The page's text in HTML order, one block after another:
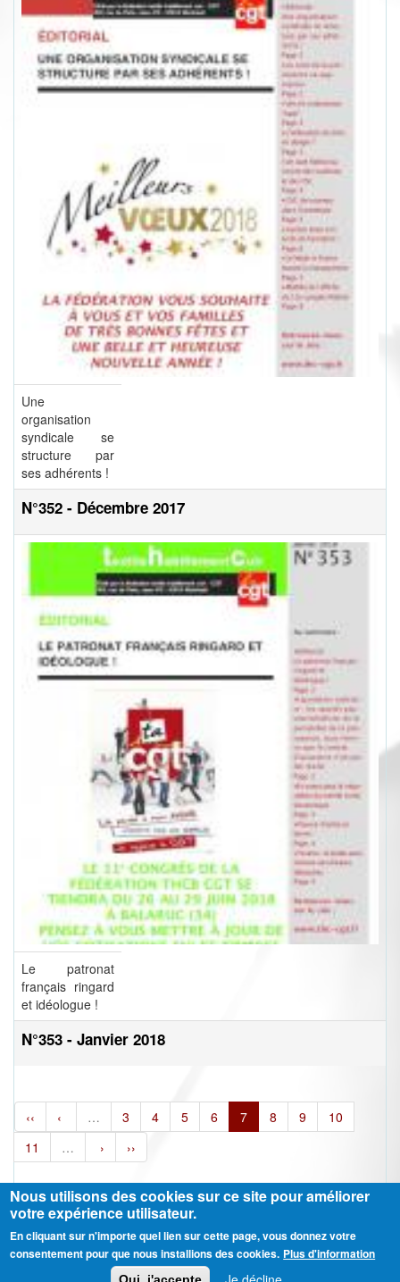
Une
organisation
syndicale se
structure par
ses adhérents !
N°352 - Décembre 2017
Le patronat
français ringard
et idéologue !
N°353 - Janvier 2018
‹‹ ‹ … 3 4 5 6 7 8 9
10
11
… › ››
Ⓒ CGT Fédération THCB - Tous les droits réservés - Mentions légales
Contactez-nous
Nous utilisons des cookies sur ce site pour améliorer
votre expérience utilisateur.
En cliquant sur n'importe quel lien sur cette page, vous donnez votre
consentement pour que nous installions des cookies. Plus d'information